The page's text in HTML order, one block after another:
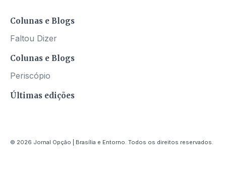
Colunas e Blogs
Faltou Dizer
Colunas e Blogs
Periscópio
Últimas edições
© 2026 Jornal Opção | Brasília e Entorno. Todos os direitos reservados.